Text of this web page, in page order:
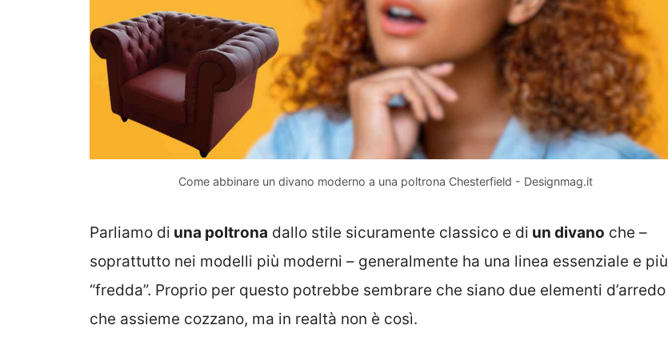
Come abbinare un divano moderno a una poltrona Chesterfield - Designmag.it
Parliamo di una poltrona dallo stile sicuramente classico e di un divano che –
soprattutto nei modelli più moderni – generalmente ha una linea essenziale e più
“fredda”. Proprio per questo potrebbe sembrare che siano due elementi d’arredo
che assieme cozzano, ma in realtà non è così.